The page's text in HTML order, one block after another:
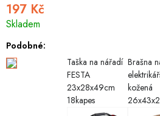
Půjčovna
Vrácení a reklamace
Obchodní podmínky pro podnikatele
Zásady používání cookies
O nás Blog
197 Kč
Skladem
Podobné:
Taška na nářadí
FESTA
23x28x49cm
18kapes
Brašna
kožená